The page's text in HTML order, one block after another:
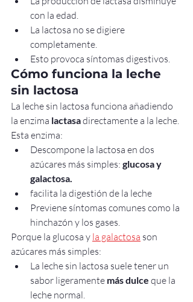
con la edad.
La lactosa no se digiere
completamente.
Esto provoca síntomas digestivos.
Cómo funciona la leche
sin lactosa
La leche sin lactosa funciona añadiendo
la enzima lactasa directamente a la leche.
Esta enzima:
Descompone la lactosa en dos
azúcares más simples: glucosa y
galactosa.
facilita la digestión de la leche
Previene síntomas comunes como la
hinchazón y los gases.
Porque la glucosa y la galactosa son
azúcares más simples:
La leche sin lactosa suele tener un
sabor ligeramente más dulce que la
leche normal.